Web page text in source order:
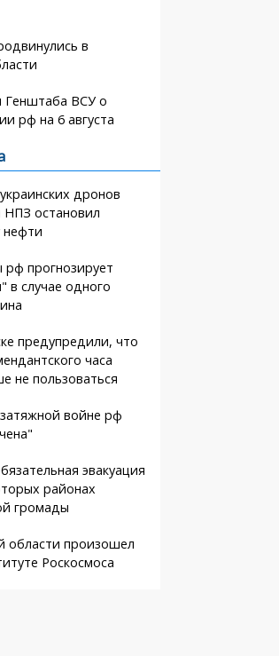
в
ВСУ о
рф на 6 августа
дронов
НПЗ остановил
нефти
прогнозирует
в случае одного
предупредили, что
часа
не пользоваться
войне рф
эвакуация
районах
громады
области произошел
Роскосмоса